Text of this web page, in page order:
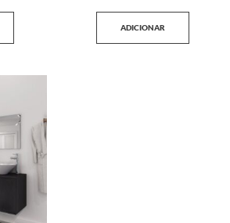
ADICIONAR